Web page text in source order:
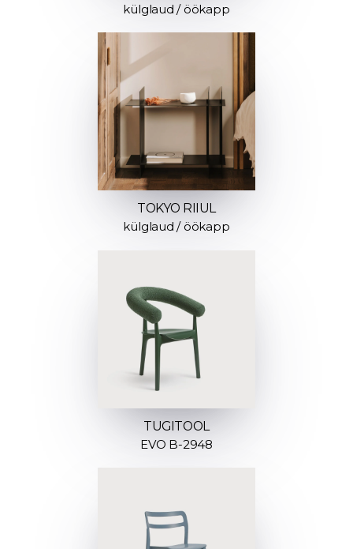
külglaud / öökapp
TOKYO RIIUL
külglaud / öökapp
TUGITOOL
EVO B-2948